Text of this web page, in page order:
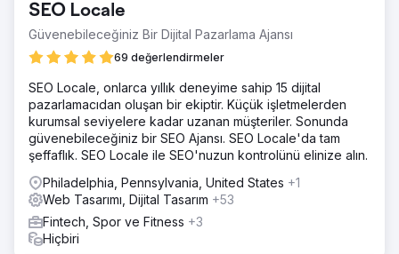
SEO Locale
Güvenebileceğiniz Bir Dijital Pazarlama Ajansı
69 değerlendirmeler
SEO Locale, onlarca yıllık deneyime sahip 15 dijital
pazarlamacıdan oluşan bir ekiptir. Küçük işletmelerden
kurumsal seviyelere kadar uzanan müşteriler. Sonunda
güvenebileceğiniz bir SEO Ajansı. SEO Locale'da tam
şeffaflık. SEO Locale ile SEO'nuzun kontrolünü elinize alın.
Philadelphia, Pennsylvania, United States +1
Web Tasarımı, Dijital Tasarım +53
Fintech, Spor ve Fitness +3
Hiçbiri